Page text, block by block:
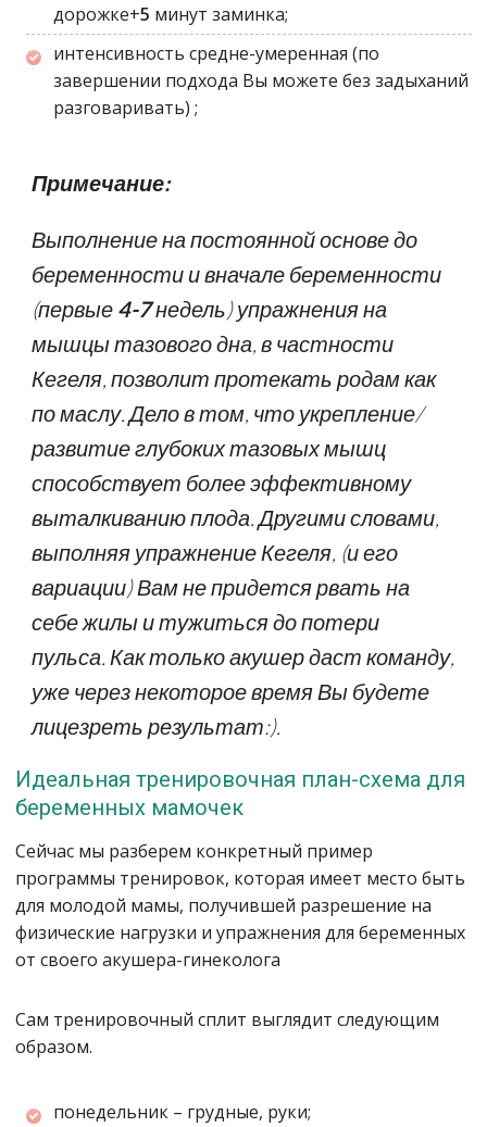
дорожке+5 минут заминка;
интенсивность средне-умеренная (по
завершении подхода Вы можете без задыханий
разговаривать) ;
Примечание:
Выполнение на постоянной основе до
беременности и вначале беременности
(первые 4-7недель)упражнения на
мышцы тазового дна, в частности
Кегеля, позволит протекать родам как
по маслу. Дело в том, что укрепление/
развитие глубоких тазовых мышц
способствует более эффективному
выталкиванию плода. Другими словами,
выполняя упражнение Кегеля, (и его
вариации) Вам не придется рвать на
себе жилы и тужиться до потери
пульса. Как только акушер даст команду,
уже через некоторое время Вы будете
лицезреть результат:).
Идеальная тренировочная план-схема для
беременных мамочек
Сейчас мы разберем конкретный пример
программы тренировок, которая имеет место быть
для молодой мамы, получившей разрешение на
физические нагрузки и упражнения для беременных
от своего акушера-гинеколога
Сам тренировочный сплит выглядит следующим
образом.
понедельник – грудные, руки;